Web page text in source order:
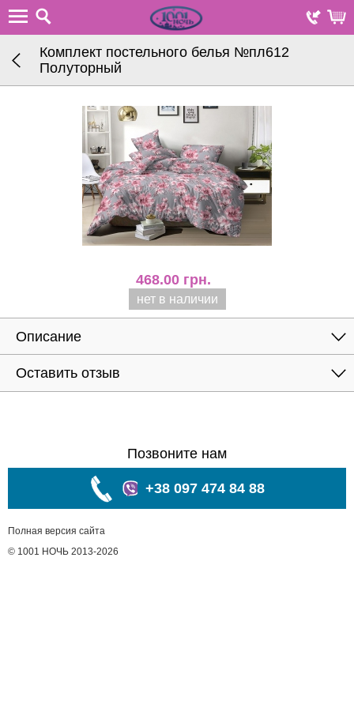
Комплект постельного белья №пл612
Полуторный
468.00 грн.
нет в наличии
Описание
Оставить отзыв
Позвоните нам
+38 097 474 84 88
Полная версия сайта
© 1001 НОЧЬ 2013-2026